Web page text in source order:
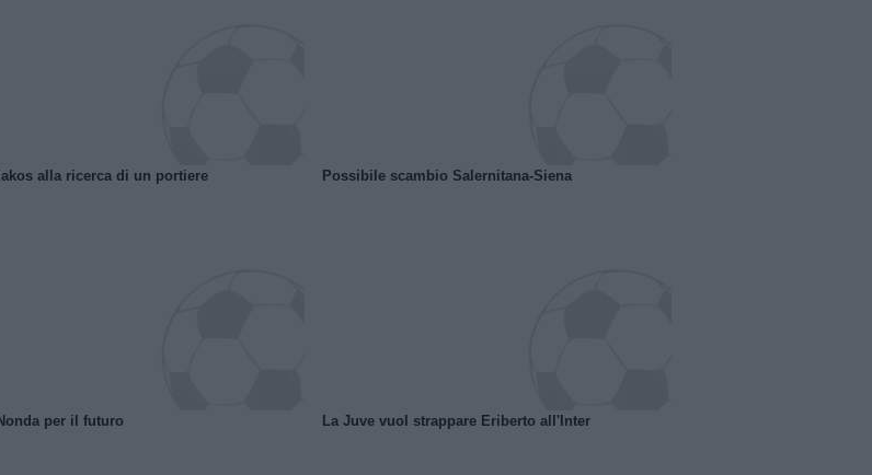
alla ricerca di un portiere Possibile scambio Salernitana-Siena
per il futuro La Juve vuol strappare Eriberto all'Inter